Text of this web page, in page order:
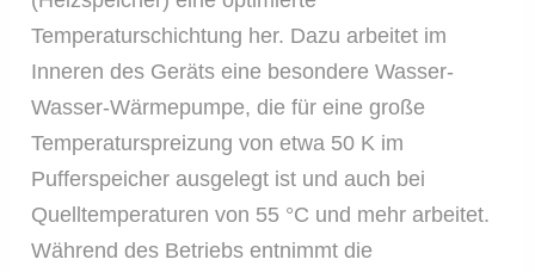
Temperaturschichtung her. Dazu arbeitet im
Inneren des Geräts eine besondere Wasser-
Wasser-Wärmepumpe, die für eine große
Temperaturspreizung von etwa 50 K im
Pufferspeicher ausgelegt ist und auch bei
Quelltemperaturen von 55 °C und mehr arbeitet.
Während des Betriebs entnimmt die